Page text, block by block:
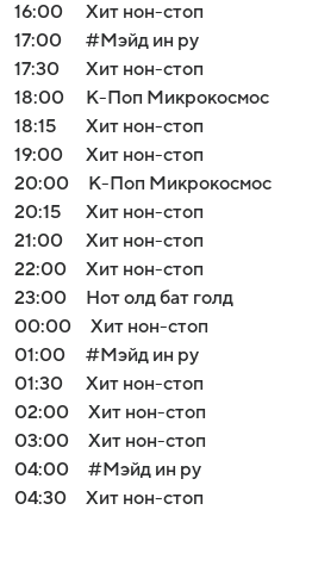
16:00
Хит нон-стоп
17:00
#Мэйд ин ру
17:30
Хит нон-стоп
18:00
К-Поп Микрокосмос
18:15
Хит нон-стоп
19:00
Хит нон-стоп
20:00
К-Поп Микрокосмос
20:15
Хит нон-стоп
21:00
Хит нон-стоп
22:00
Хит нон-стоп
23:00
Нот олд бат голд
00:00
Хит нон-стоп
01:00
#Мэйд ин ру
01:30
Хит нон-стоп
02:00
Хит нон-стоп
03:00
Хит нон-стоп
04:00
#Мэйд ин ру
04:30
Хит нон-стоп